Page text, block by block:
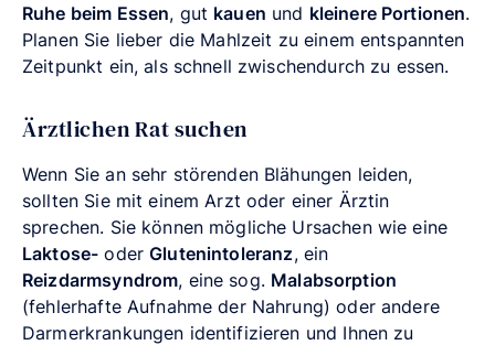
Ruhe beim Essen, gut kauen und kleinere Portionen.
Planen Sie lieber die Mahlzeit zu einem entspannten
Zeitpunkt ein, als schnell zwischendurch zu essen.
Ärztlichen Rat suchen
Wenn Sie an sehr störenden Blähungen leiden,
sollten Sie mit einem Arzt oder einer Ärztin
sprechen. Sie können mögliche Ursachen wie eine
Laktose- oderGlutenintoleranz, ein
Reizdarmsyndrom, eine sog. Malabsorption
(fehlerhafte Aufnahme der Nahrung) oder andere
Darmerkrankungen identifizieren und Ihnen zu